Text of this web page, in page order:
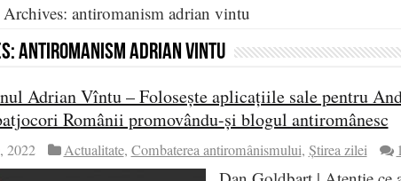
Archives: antiromanism adrian vintu
antiromanism adrian vintu
Adrian Vîntu – Folosește aplicațiile sale pentru
Românii promovându-și blogul antiromânesc
2022 Actualitate, Combaterea antiromânismului, Știrea zilei